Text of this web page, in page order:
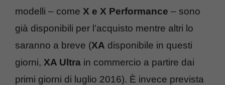
modelli – come X e X Performance – sono
già disponibili per l’acquisto mentre altri lo
saranno a breve (XA disponibile in questi
giorni, XA Ultra in commercio a partire dai
primi giorni di luglio 2016). È invece prevista